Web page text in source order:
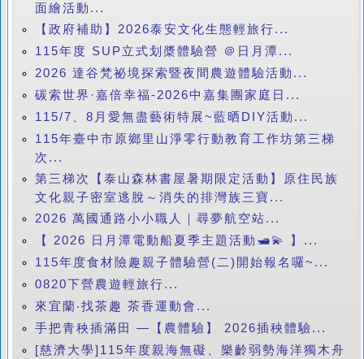
面繪活動...
【政府補助】2026泰安文化生態輕旅行...
115年度 SUP立式划槳體驗營 ＠日月潭...
2026 達谷梵祕境探索暨夜間農遊體驗活動...
碳索世界·嘉倍幸福-2026中嘉集團家庭日...
115/7、8月愛無盡藝術特展~藍晒DIY活動...
115年臺中市原鄉里山淨零行動教育工作坊第三梯
次...
第三梯次【泰山森林書屋暑期限定活動】原住民族
文化親子密室逃脫～消失的排灣族三寶...
2026 萬國通路小小職人｜尋夢航空站...
【 2026 日月潭電動船夏季主題活動🛥️💫 】...
115年度食材險趣親子體驗營(二)開始報名囉~...
0820下營農遊輕旅行...
來宜蘭‧找茶趣 茶香運動會...
手把青秧插滿田 —【農體驗】 2026插秧體驗...
[慈濟大學]115年度親海無礙、樂齡弱勢海洋獨木舟